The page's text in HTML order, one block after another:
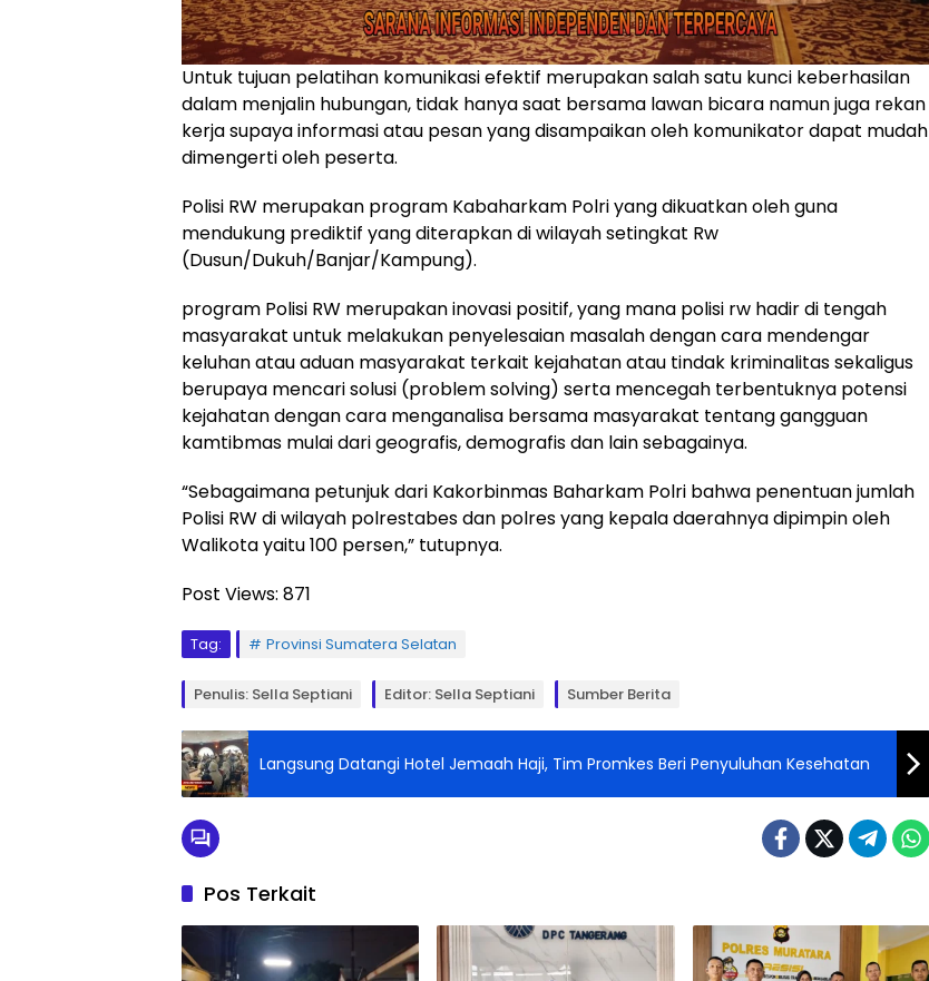
Untuk tujuan pelatihan komunikasi efektif merupakan salah satu kunci keberhasilan
dalam menjalin hubungan, tidak hanya saat bersama lawan bicara namun juga rekan
kerja supaya informasi atau pesan yang disampaikan oleh komunikator dapat mudah
dimengerti oleh peserta.
Polisi RW merupakan program Kabaharkam Polri yang dikuatkan oleh guna
mendukung prediktif yang diterapkan di wilayah setingkat Rw
(Dusun/Dukuh/Banjar/Kampung).
program Polisi RW merupakan inovasi positif, yang mana polisi rw hadir di tengah
masyarakat untuk melakukan penyelesaian masalah dengan cara mendengar
keluhan atau aduan masyarakat terkait kejahatan atau tindak kriminalitas sekaligus
berupaya mencari solusi (problem solving) serta mencegah terbentuknya potensi
kejahatan dengan cara menganalisa bersama masyarakat tentang gangguan
kamtibmas mulai dari geografis, demografis dan lain sebagainya.
“Sebagaimana petunjuk dari Kakorbinmas Baharkam Polri bahwa penentuan jumlah
Polisi RW di wilayah polrestabes dan polres yang kepala daerahnya dipimpin oleh
Walikota yaitu 100 persen,” tutupnya.
Post Views: 871
Tag: Provinsi Sumatera Selatan
Penulis: Sella Septiani Editor: Sella Septiani Sumber Berita
Langsung Datangi Hotel Jemaah Haji, Tim Promkes Beri Penyuluhan Kesehatan
Pos Terkait